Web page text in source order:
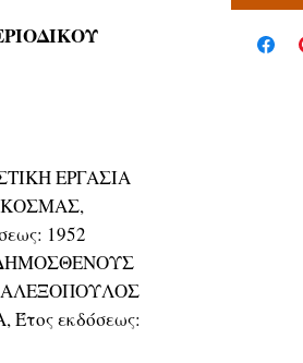
ΕΡΓΑΣΙΑ
ΚΟΣΜΑΣ,
1952
ΑΛΕΞΟΠΟΥΛΟΣ
εκδόσεως: